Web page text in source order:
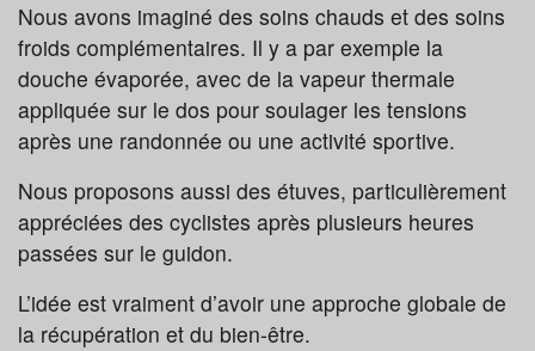
Nous avons imaginé des soins chauds et des soins
froids complémentaires. Il y a par exemple la
douche évaporée, avec de la vapeur thermale
appliquée sur le dos pour soulager les tensions
après une randonnée ou une activité sportive.
Nous proposons aussi des étuves, particulièrement
appréciées des cyclistes après plusieurs heures
passées sur le guidon.
L’idée est vraiment d’avoir une approche globale de
la récupération et du bien-être.